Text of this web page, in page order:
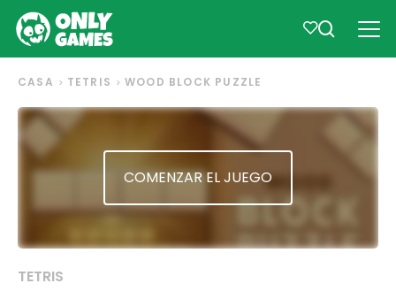
CASA TETRIS WOOD BLOCK PUZZLE
COMENZAR EL JUEGO
TETRIS